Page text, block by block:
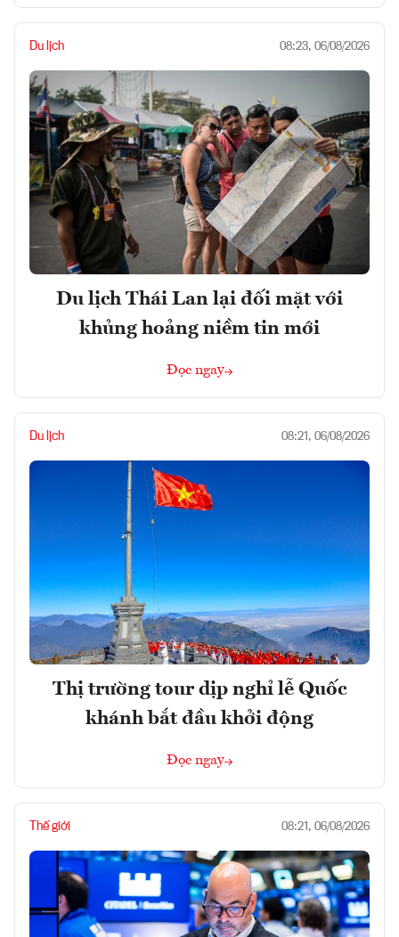
Du lịch 08:23, 06/08/2026
Du lịch Thái Lan lại đối mặt với
khủng hoảng niềm tin mới
Đọc ngay
Du lịch 08:21, 06/08/2026
Thị trường tour dịp nghỉ lễ Quốc
khánh bắt đầu khởi động
Đọc ngay
Thế giới 08:21, 06/08/2026